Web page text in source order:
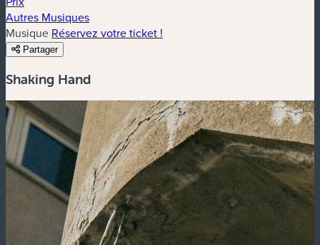
Autres Musiques
Musique Réservez votre ticket !
Partager
Shaking Hand